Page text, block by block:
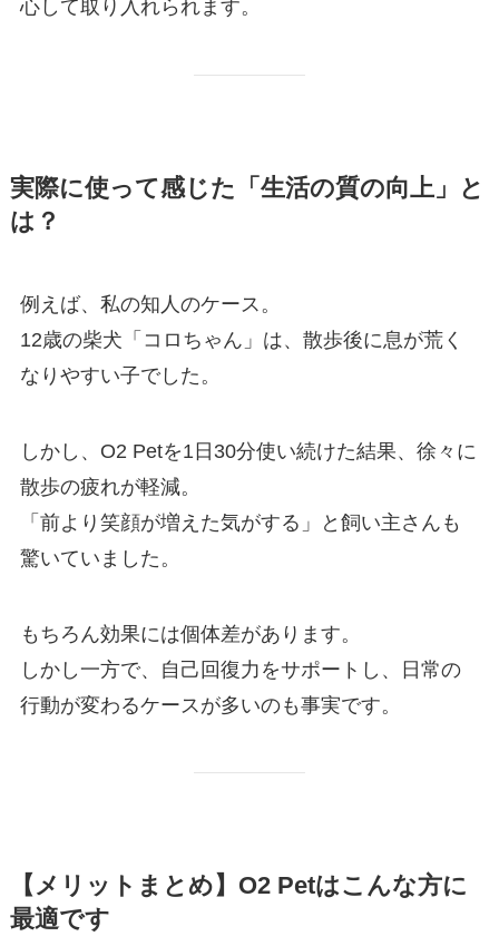
心して取り入れられます。
実際に使って感じた「生活の質の向上」と
は？
例えば、私の知人のケース。
12歳の柴犬「コロちゃん」は、散歩後に息が荒く
なりやすい子でした。
しかし、O2 Petを1日30分使い続けた結果、徐々に
散歩の疲れが軽減。
「前より笑顔が増えた気がする」と飼い主さんも
驚いていました。
もちろん効果には個体差があります。
しかし一方で、自己回復力をサポートし、日常の
行動が変わるケースが多いのも事実です。
【メリットまとめ】O2 Petはこんな方に
最適です